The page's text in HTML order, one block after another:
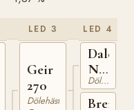
LED 3
Geir
270
Dölehäst
LED 4
N
446
Dölehäst
Breida